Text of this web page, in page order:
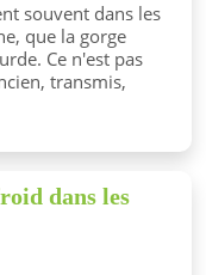
souvent dans les
que la gorge
Ce n'est pas
transmis,
dans les